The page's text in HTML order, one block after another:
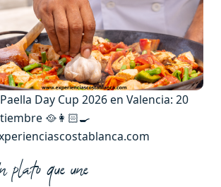
Day Cup 2026 en Valencia: 20
🥘👩🏻‍🍳
plato que une